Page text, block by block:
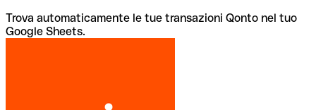
Trova automaticamente le tue transazioni Qonto nel tuo
Google Sheets.